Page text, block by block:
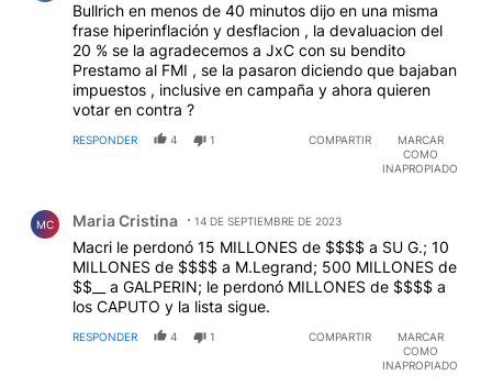
Bullrich en menos de 40 minutos dijo en una misma
frase hiperinflación y desflacion , la devaluacion del
20 % se la agradecemos a JxC con su bendito
Prestamo al FMI , se la pasaron diciendo que bajaban
impuestos , inclusive en campaña y ahora quieren
votar en contra ?
RESPONDER 4 1 COMPARTIR
MARCAR
COMO
INAPROPIADO
MC Maria Cristina 14 DE SEPTIEMBRE DE 2023
Macri le perdonó 15 MILLONES de $$$$ a SU G.; 10
MILLONES de $$$$ a M.Legrand; 500 MILLONES de
$$__ a GALPERIN; le perdonó MILLONES de $$$$ a
los CAPUTO y la lista sigue.
RESPONDER 4 1 COMPARTIR
MARCAR
COMO
INAPROPIADO